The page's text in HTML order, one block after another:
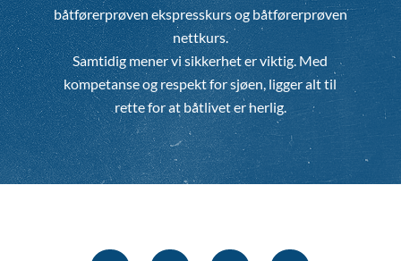
båtførerprøven ekspresskurs og båtførerprøven
nettkurs.
Samtidig mener vi sikkerhet er viktig. Med
kompetanse og respekt for sjøen, ligger alt til
rette for at båtlivet er herlig.